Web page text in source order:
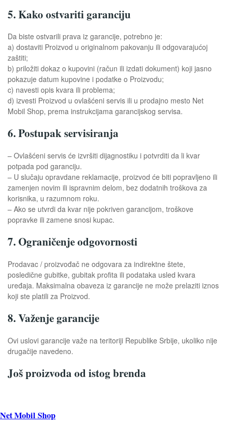
5. Kako ostvariti garanciju
Da biste ostvarili prava iz garancije, potrebno je:
a) dostaviti Proizvod u originalnom pakovanju ili odgovarajućoj
zaštiti;
b) priložiti dokaz o kupovini (račun ili izdati dokument) koji jasno
pokazuje datum kupovine i podatke o Proizvodu;
c) navesti opis kvara ili problema;
d) izvesti Proizvod u ovlašćeni servis ili u prodajno mesto Net
Mobil Shop, prema instrukcijama garancijskog servisa.
6. Postupak servisiranja
– Ovlašćeni servis će izvršiti dijagnostiku i potvrditi da li kvar
potpada pod garanciju.
– U slučaju opravdane reklamacije, proizvod će biti popravljeno ili
zamenjen novim ili ispravnim delom, bez dodatnih troškova za
korisnika, u razumnom roku.
– Ako se utvrdi da kvar nije pokriven garancijom, troškove
popravke ili zamene snosi kupac.
7. Ograničenje odgovornosti
Prodavac / proizvođač ne odgovara za indirektne štete,
posledične gubitke, gubitak profita ili podataka usled kvara
uređaja. Maksimalna obaveza iz garancije ne može prelaziti iznos
koji ste platili za Proizvod.
8. Važenje garancije
Ovi uslovi garancije važe na teritoriji Republike Srbije, ukoliko nije
drugačije navedeno.
Još proizvoda od istog brenda
Net Mobil Shop